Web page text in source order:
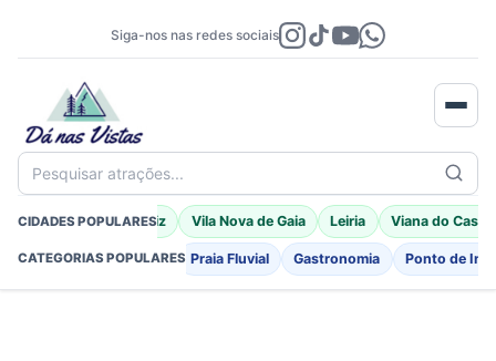
Siga-nos nas redes sociais
Pesquisar atrações...
CIDADES POPULARES
Braga Porto Moniz Vila Nova de Gaia Leiria Viana do
CATEGORIAS POPULARES
Fortificações Igreja Praia Fluvial Gastronomia Ponto de